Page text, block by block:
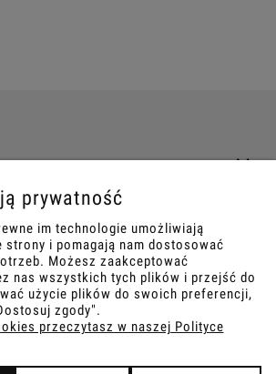
BOMBARDIER.PRO
prywatność
im technologie umożliwiają
strony i pomagają nam dostosować
Możesz zaakceptować
nas wszystkich tych plików i przejść do
użycie plików do swoich preferencji,
zgody".
przeczytasz w naszej Polityce